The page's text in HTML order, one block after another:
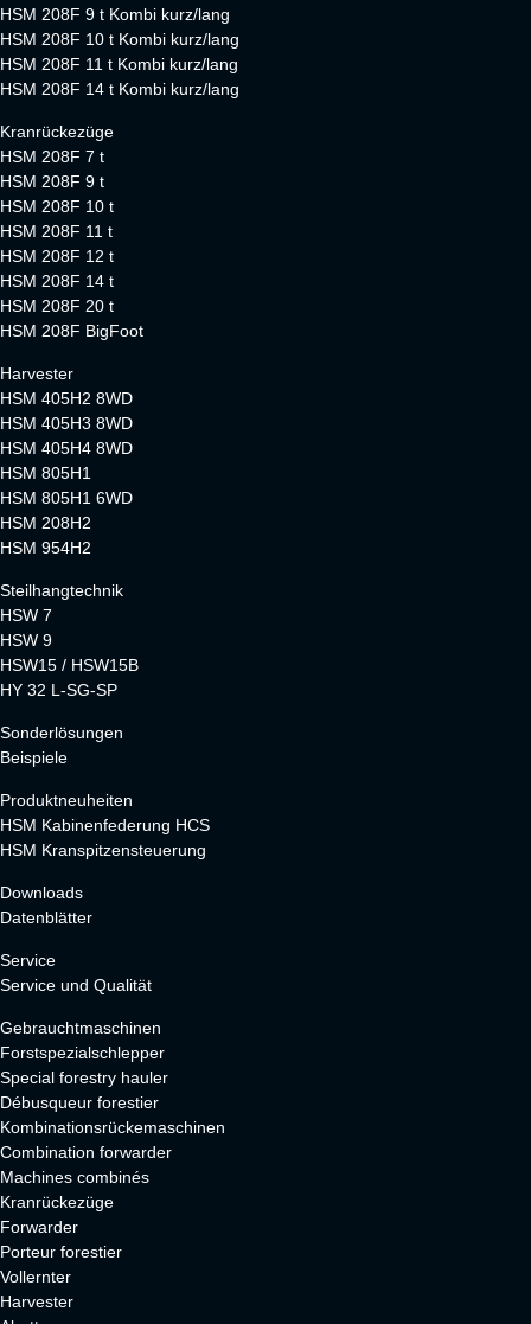
HSM 208F 9 t Kombi kurz/lang
HSM 208F 10 t Kombi kurz/lang
HSM 208F 11 t Kombi kurz/lang
HSM 208F 14 t Kombi kurz/lang
Kranrückezüge
HSM 208F 7 t
HSM 208F 9 t
HSM 208F 10 t
HSM 208F 11 t
HSM 208F 12 t
HSM 208F 14 t
HSM 208F 20 t
HSM 208F BigFoot
Harvester
HSM 405H2 8WD
HSM 405H3 8WD
HSM 405H4 8WD
HSM 805H1
HSM 805H1 6WD
HSM 208H2
HSM 954H2
Steilhangtechnik
HSW 7
HSW 9
HSW15 / HSW15B
HY 32 L-SG-SP
Sonderlösungen
Beispiele
Produktneuheiten
HSM Kabinenfederung HCS
HSM Kranspitzensteuerung
Downloads
Datenblätter
Service
Service und Qualität
Gebrauchtmaschinen
Forstspezialschlepper
Special forestry hauler
Débusqueur forestier
Kombinationsrückemaschinen
Combination forwarder
Machines combinés
Kranrückezüge
Forwarder
Porteur forestier
Vollernter
Harvester